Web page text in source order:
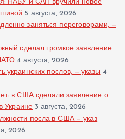
НАБУ и САП вручили новое
5 августа, 2026
заняться переговорами, —
сделал громкое заявление
4 августа, 2026
украинских послов, — указы 4
в США сделали заявление о
Украине 3 августа, 2026
посла в США — указ
2026